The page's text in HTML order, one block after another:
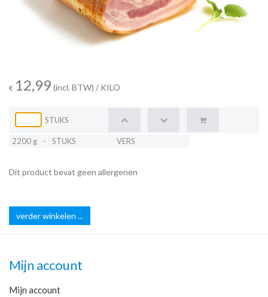
€ 12,99(incl. BTW) / KILO
STUKS
2200 g - STUKS VERS
Dit product bevat geen allergenen
verder winkelen ...
Mijn account
Mijn account